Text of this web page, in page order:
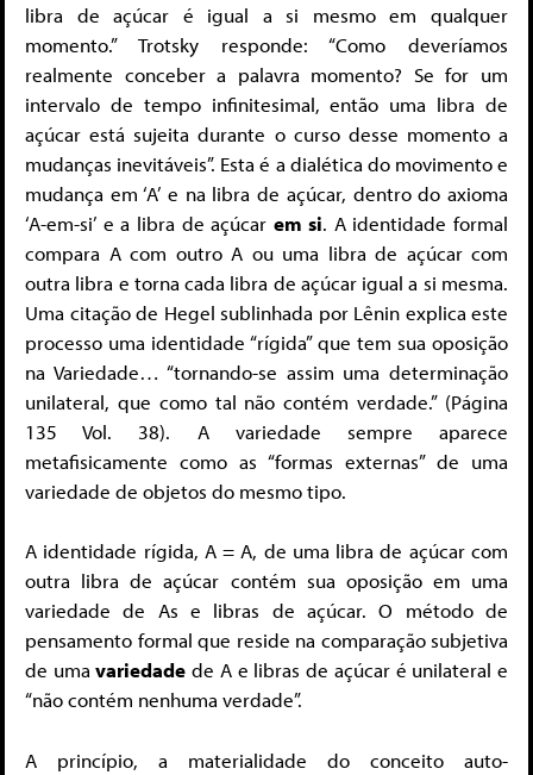
libra de açúcar é igual a si mesmo em qualquer
momento.” Trotsky responde: “Como deveríamos
realmente conceber a palavra momento? Se for um
intervalo de tempo infinitesimal, então uma libra de
açúcar está sujeita durante o curso desse momento a
mudanças inevitáveis”. Esta é a dialética do movimento e
mudança em ‘A’ e na libra de açúcar, dentro do axioma
‘A-em-si’ e a libra de açúcarem si. A identidade formal
compara A com outro A ou uma libra de açúcar com
outra libra e torna cada libra de açúcar igual a si mesma.
Uma citação de Hegel sublinhada por Lênin explica este
processo uma identidade “rígida” que tem sua oposição
na Variedade… “tornando-se assim uma determinação
unilateral, que como tal não contém verdade.” (Página
135 Vol. 38). A variedade sempre aparece
metafisicamente como as “formas externas” de uma
variedade de objetos do mesmo tipo.
A identidade rígida, A = A, de uma libra de açúcar com
outra libra de açúcar contém sua oposição em uma
variedade de As e libras de açúcar. O método de
pensamento formal que reside na comparação subjetiva
de umavariedade de A e libras de açúcar é unilateral e
“não contém nenhuma verdade”.
A princípio, a materialidade do conceito auto-